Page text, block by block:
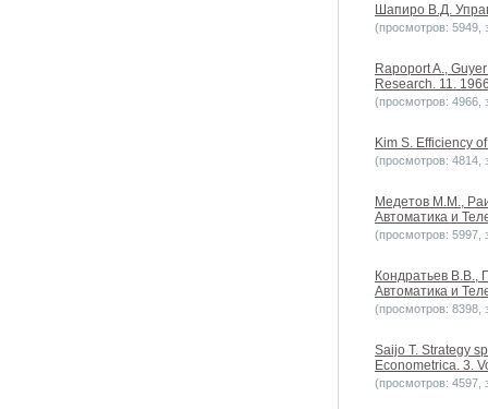
Шапиро В.Д.
(просмотров: 5949,
Rapoport A.,
Research. 11.
(просмотров: 4966,
Kim S. Efficiency
(просмотров: 4814,
Медетов М.М.,
Автоматика и
(просмотров: 5997,
Кондратьев В.В.,
Автоматика и
(просмотров: 8398,
Saijo T. Strategy
Econometrica. 3.
(просмотров: 4597,